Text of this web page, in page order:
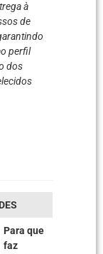
à
de
perfil
dos
Para que
faz